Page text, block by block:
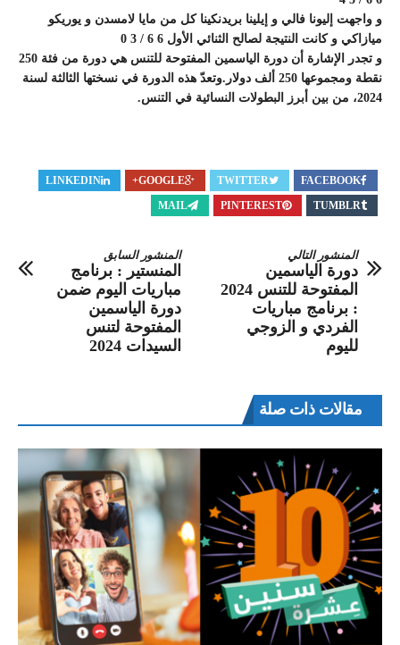
و واجهت إليونا فالي و إيلينا بريدنكينا كل من مايا لامسدن و يوريكو
ميازاكي و كانت النتيجة لصالح الثنائي الأول 6 6 / 3 0
و تجدر الإشارة أن دورة الياسمين المفتوحة للتنس هي دورة من فئة 250
نقطة ومجموعها 250 ألف دولار.وتعدّ هذه الدورة في نسختها الثالثة لسنة
2024، من بين أبرز البطولات النسائية في التنس.
FACEBOOK
TWITTER
GOOGLE+
LINKEDIN
TUMBLR
PINTEREST
MAIL
المنشور السابق
المنستير : برنامج
مباريات اليوم ضمن
دورة الياسمين
المفتوحة لتنس
السيدات 2024
المنشور التالي
دورة الياسمين
المفتوحة للتنس 2024
: برنامج مباريات
الفردي و الزوجي
لليوم
مقالات ذات صلة